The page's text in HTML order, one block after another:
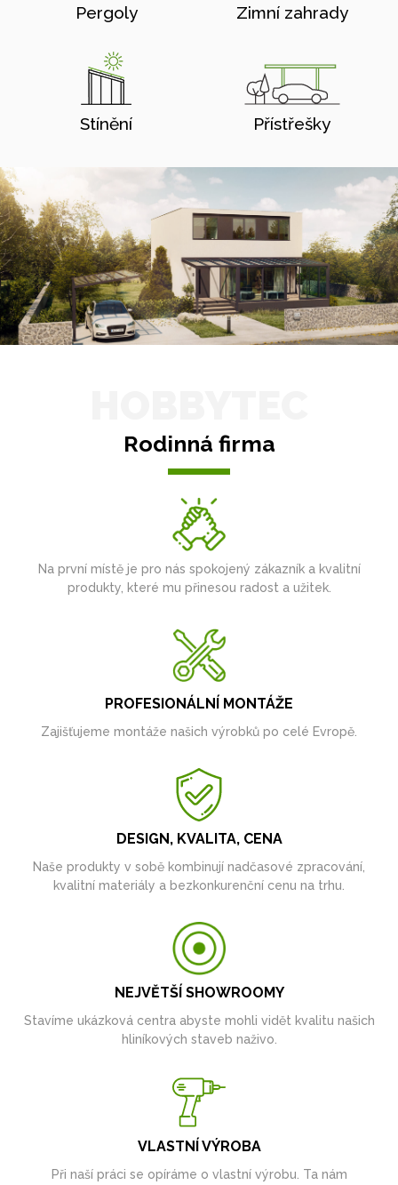
Pergoly Zimní zahrady
Stínění Přístřešky
Rodinná firma
Na první místě je pro nás spokojený zákazník a kvalitní
produkty, které mu přinesou radost a užitek.
PROFESIONÁLNÍ MONTÁŽE
Zajišťujeme montáže našich výrobků po celé Evropě.
DESIGN, KVALITA, CENA
Naše produkty v sobě kombinují nadčasové zpracování,
kvalitní materiály a bezkonkurenční cenu na trhu.
NEJVĚTŠÍ SHOWROOMY
Stavíme ukázková centra abyste mohli vidět kvalitu našich
hliníkových staveb naživo.
VLASTNÍ VÝROBA
Při naší práci se opíráme o vlastní výrobu. Ta nám